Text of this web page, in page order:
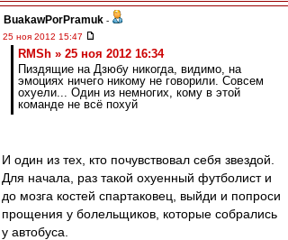
BuakawPorPramuk -
25 ноя 2012 15:47
RMSh » 25 ноя 2012 16:34
Пиздящие на Дзюбу никогда, видимо, на
эмоциях ничего никому не говорили. Совсем
охуели... Один из немногих, кому в этой
команде не всё похуй
И один из тех, кто почувствовал себя звездой.
Для начала, раз такой охуенный футболист и
до мозга костей спартаковец, выйди и попроси
прощения у болельщиков, которые собрались
у автобуса.